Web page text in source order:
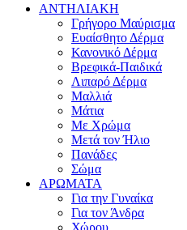
ΑΝΤΗΛΙΑΚΗ
Γρήγορο Μαύρισμα
Ευαίσθητο Δέρμα
Κανονικό Δέρμα
Βρεφικά-Παιδικά
Λιπαρό Δέρμα
Μαλλιά
Μάτια
Με Χρώμα
Μετά τον Ήλιο
Πανάδες
Σώμα
ΑΡΩΜΑΤΑ
Για την Γυναίκα
Για τον Άνδρα
Χώρου